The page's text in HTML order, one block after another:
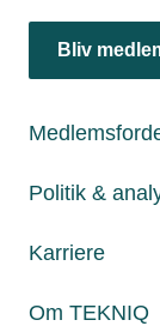
Bliv
Politik &
Karriere
Om TEKNIQ
13. marts 2023